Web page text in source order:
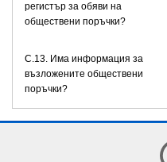
регистър за обяви на
обществени поръчки?
C.13. Има информация за
възложените обществени
поръчки?